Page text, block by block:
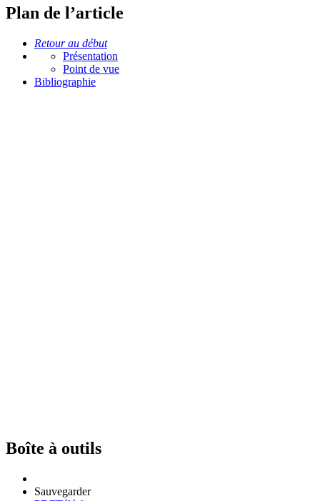
Plan de l’article
Retour au début
Présentation
Point de vue
Bibliographie
Boîte à outils
Sauvegarder